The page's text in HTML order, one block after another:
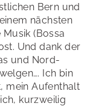
Bern und
nächsten
(Bossa
Und dank der
und Nord-
Ich bin
mein Aufenthalt
kurzweilig